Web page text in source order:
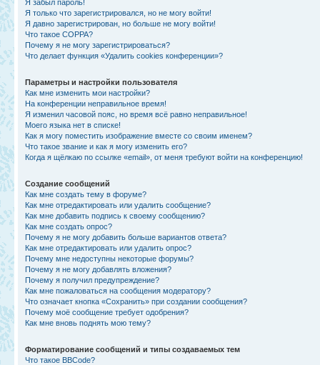
Я забыл пароль!
Я только что зарегистрировался, но не могу войти!
Я давно зарегистрирован, но больше не могу войти!
Что такое COPPA?
Почему я не могу зарегистрироваться?
Что делает функция «Удалить cookies конференции»?
Параметры и настройки пользователя
Как мне изменить мои настройки?
На конференции неправильное время!
Я изменил часовой пояс, но время всё равно неправильное!
Моего языка нет в списке!
Как я могу поместить изображение вместе со своим именем?
Что такое звание и как я могу изменить его?
Когда я щёлкаю по ссылке «email», от меня требуют войти на конференцию!
Создание сообщений
Как мне создать тему в форуме?
Как мне отредактировать или удалить сообщение?
Как мне добавить подпись к своему сообщению?
Как мне создать опрос?
Почему я не могу добавить больше вариантов ответа?
Как мне отредактировать или удалить опрос?
Почему мне недоступны некоторые форумы?
Почему я не могу добавлять вложения?
Почему я получил предупреждение?
Как мне пожаловаться на сообщения модератору?
Что означает кнопка «Сохранить» при создании сообщения?
Почему моё сообщение требует одобрения?
Как мне вновь поднять мою тему?
Форматирование сообщений и типы создаваемых тем
Что такое BBCode?